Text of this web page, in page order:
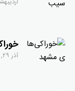
اردیبهشت
آذر ۲۹, ۱۴۰۲